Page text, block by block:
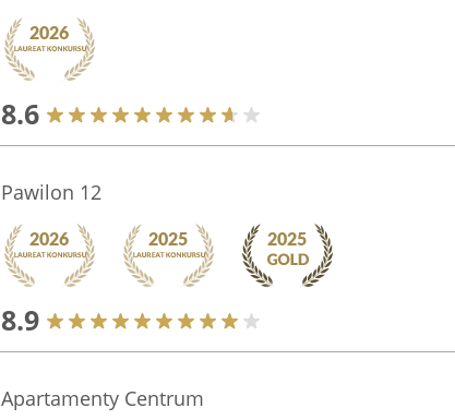
8.6
Pawilon 12
8.9
Apartamenty Centrum